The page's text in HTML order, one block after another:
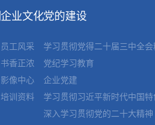
企业文化
员工风采
书香正浓
影像中心
培训资料
党的建设
学习贯彻党得二十届三中全会
党纪学习教育
企业党建
学习贯彻习近平新时代中国
深入学习贯彻党的二十大精神